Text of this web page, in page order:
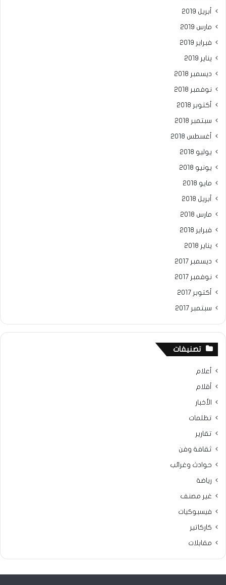
أبريل 2019
مارس 2019
فبراير 2019
يناير 2019
ديسمبر 2018
نوفمبر 2018
أكتوبر 2018
سبتمبر 2018
أغسطس 2018
يوليو 2018
يونيو 2018
مايو 2018
أبريل 2018
مارس 2018
فبراير 2018
يناير 2018
ديسمبر 2017
نوفمبر 2017
أكتوبر 2017
سبتمبر 2017
تصنيفات
أعلام
أقلام
الأخبار
تظلمات
تقارير
ثقافة وفن
حوادث وغرائب
رياضة
غير مصنف
فيسبوكيات
كاركاتير
مقابلات